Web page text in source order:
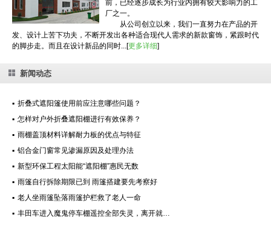
前，已经逐步成长为行业内拥有较大影响力的工
厂之一。
从公司创立以来，我们一直努力在产品的开
发、设计上苦下功夫，不断开发出各种适合现代人需求的新款窗饰，紧跟时代
的脚步走。而且在设计新品的同时...[更多详细]
新闻动态
▪ 折叠式遮阳篷使用前应注意哪些问题？
▪ 怎样对户外折叠遮阳棚进行有效保养？
▪ 雨棚盖顶材料详解耐力板的优点与特征
▪ 铝合金门窗常见渗漏原因及处理办法
▪ 新型环保工程太阳能“遮阳棚”惠民无数
▪ 雨篷自行拆除期限已到 雨篷搭建要先考察好
▪ 老人坐雨篷坠落雨篷护栏救了老人一命
▪ 丰田车进入魔鬼停车棚遥控全部失灵，离开就…